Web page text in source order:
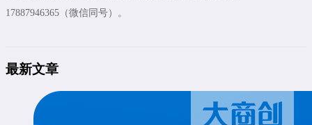
17887946365（微信同号）。
最新文章